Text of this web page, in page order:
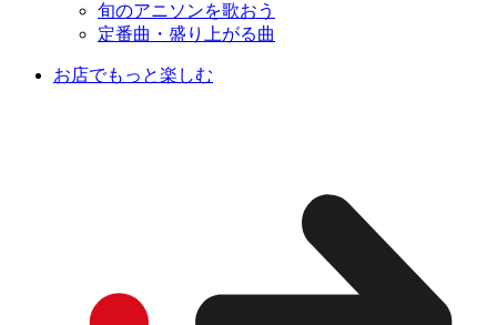
旬のアニソンを歌おう
定番曲・盛り上がる曲
お店でもっと楽しむ